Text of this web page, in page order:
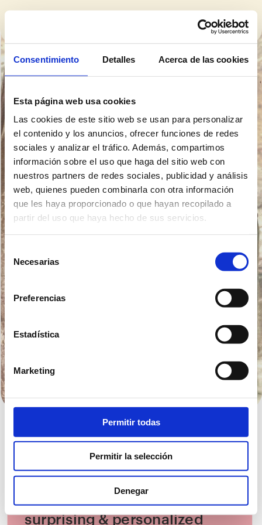
Consentimiento Detalles Acerca de las cookies
Esta página web usa cookies
Las cookies de este sitio web se usan para personalizar
el contenido y los anuncios, ofrecer funciones de redes
sociales y analizar el tráfico. Además, compartimos
información sobre el uso que haga del sitio web con
nuestros partners de redes sociales, publicidad y análisis
web, quienes pueden combinarla con otra información
que les haya proporcionado o que hayan recopilado a
partir del uso que haya hecho de sus servicios.
Selección
de
consentimiento
Necesarias
Preferencias
Estadística
Marketing
Permitir todas
Permitir la selección
Denegar
wine selections
& gifts
selections & unique
gifts to impress
surprising & personalized